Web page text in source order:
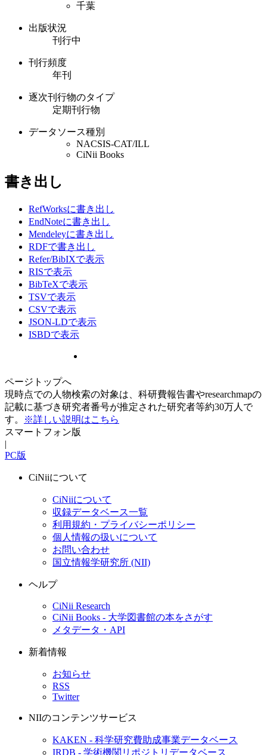
千葉
出版状況
刊行中
刊行頻度
年刊
逐次刊行物のタイプ
定期刊行物
データソース種別
NACSIS-CAT/ILL
CiNii Books
書き出し
RefWorksに書き出し
EndNoteに書き出し
Mendeleyに書き出し
RDFで書き出し
Refer/BibIXで表示
RISで表示
BibTeXで表示
TSVで表示
CSVで表示
JSON-LDで表示
ISBDで表示
ページトップへ
現時点での人物検索の対象は、科研費報告書やresearchmapの
記載に基づき研究者番号が推定された研究者等約30万人で
す。
※詳しい説明はこちら
スマートフォン版
|
PC版
CiNiiについて
CiNiiについて
収録データベース一覧
利用規約・プライバシーポリシー
個人情報の扱いについて
お問い合わせ
国立情報学研究所 (NII)
ヘルプ
CiNii Research
CiNii Books - 大学図書館の本をさがす
メタデータ・API
新着情報
お知らせ
RSS
Twitter
NIIのコンテンツサービス
KAKEN - 科学研究費助成事業データベース
IRDB - 学術機関リポジトリデータベース